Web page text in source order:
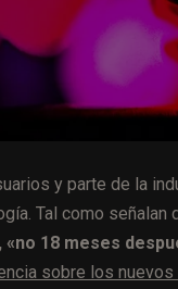
y parte de la
Tal como señalan
18 meses
sobre los